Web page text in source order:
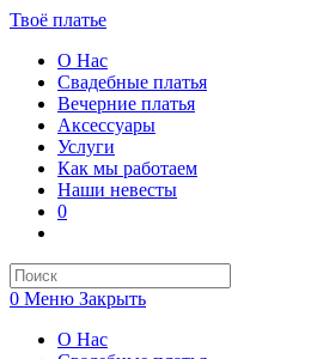
Перейти
содержимому
Твоё платье
О Нас
Свадебные платья
Вечерние платья
Аксессуары
Услуги
Как мы работаем
Наши невесты
0
по
веб-
0 Меню Закрыть
О Нас